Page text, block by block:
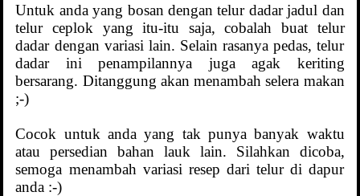
Untuk anda yang bosan dengan telur dadar jadul dan
telur ceplok yang itu-itu saja, cobalah buat telur
dadar dengan variasi lain. Selain rasanya pedas, telur
dadar ini penampilannya juga agak keriting
bersarang. Ditanggung akan menambah selera makan
;-)
Cocok untuk anda yang tak punya banyak waktu
atau persedian bahan lauk lain. Silahkan dicoba,
semoga menambah variasi resep dari telur di dapur
anda :-)